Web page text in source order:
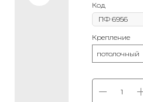
Код
Крепление
потолочный